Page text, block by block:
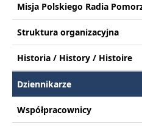
Misja Polskiego Radia
Struktura organizacyjna
Historia / History / Histoire
Dziennikarze
Współpracownicy